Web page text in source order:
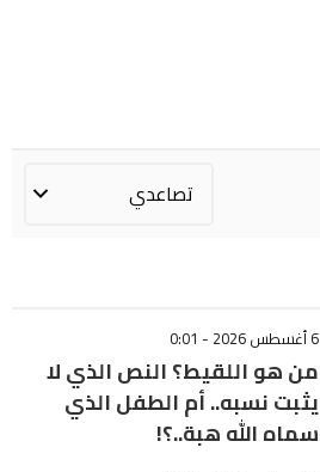
6 أغسطس 2026 - 0:01
من هو اللقيط؟ النص الذي لا
يثبت نسبه.. أم الطفل الذي
سماه الله هبة..؟!